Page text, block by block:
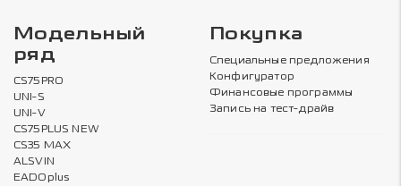
Модельный
ряд
CS75PRO
UNI-S
UNI-V
CS75PLUS NEW
CS35 MAX
ALSVIN
EADOplus
Покупка
Специальные предложения
Конфигуратор
Финансовые программы
Запись на тест-драйв